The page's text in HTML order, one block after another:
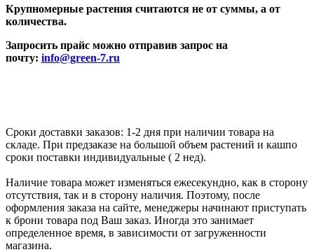
Крупномерные растения считаются не от суммы, а от
количества.
Запросить прайс можно отправив запрос на
почту: info@green-7.ru
Сроки доставки заказов: 1-2 дня при наличии товара на
складе. При предзаказе на большой объем растений и кашпо
сроки поставки индивидуальные ( 2 нед).
Наличие товара может изменяться ежесекундно, как в сторону
отсутствия, так и в сторону наличия. Поэтому, после
оформления заказа на сайте, менеджеры начинают приступать
к брони товара под Ваш заказ. Иногда это занимает
определенное время, в зависимости от загруженности
магазина.